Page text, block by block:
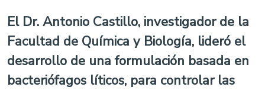
El Dr. Antonio Castillo, investigador de la
Facultad de Química y Biología, lideró el
desarrollo de una formulación basada en
bacteriófagos líticos, para controlar las